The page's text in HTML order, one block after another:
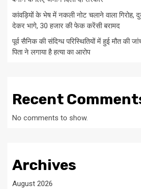
कांवड़ियों के भेष में नकली नोट चलाने वाला गिरोह,
देकर भागे, 30 हजार की फेक करेंसी बरामद
पूर्व सैनिक की संदिग्ध परिस्थितियों में हुई मौत की
पिता ने लगाया है हत्या का आरोप
Recent
No comments to show.
Archives
August 2026